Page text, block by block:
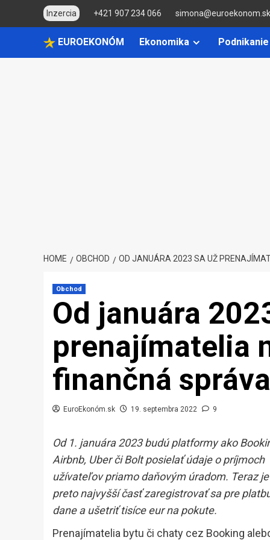
Inzercia +421 907 234 066 simona@euroekonom.sk
EUROEKONÓM Ekonomika Podnikanie
HOME OBCHOD OD JANUÁRA 2023 SA UŽ
Obchod
Od januára
prenajímatelia
finančná
EuroEkonóm.sk 19. septembra 2022 9
Od 1. januára 2023 budú platformy ako
Airbnb, Uber či Bolt posielať údaje o príjmoch
užívateľov priamo daňovým úradom. Teraz je
preto najvyšší časť zaregistrovať sa pre
dane a ušetriť tisíce eur na pokute.
Prenajímatelia bytu či chaty cez Booking